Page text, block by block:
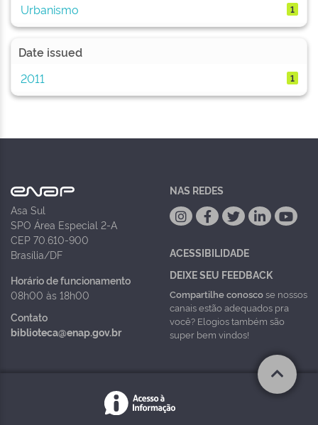
Urbanismo 1
Date issued
2011
1
Asa Sul
SPO Área Especial 2-A
CEP 70.610-900
Brasília/DF
Horário de funcionamento
08h00 às 18h00
Contato
biblioteca@enap.gov.br
NAS REDES
ACESSIBILIDADE
DEIXE SEU FEEDBACK
Compartilhe conoscose nossos
canais estão adequados pra
você? Elogios também são
super bem vindos!